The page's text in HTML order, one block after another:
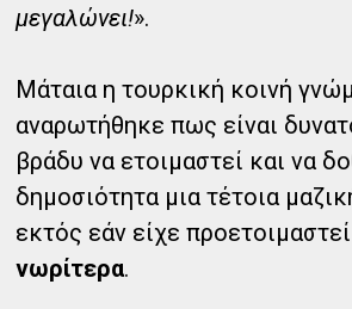
μεγαλώνει!».
Μάταια η τουρκική κοινή
αναρωτήθηκε πως είναι
βράδυ να ετοιμαστεί και να
δημοσιότητα μια τέτοια
εκτός εάν είχε
νωρίτερα.